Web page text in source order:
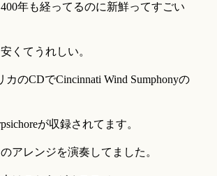
年も経ってるのに新鮮ってすごい
くてうれしい。
カのCDでCincinnati Wind Sumphonyの
が収録されてます。
アレンジを演奏してました。